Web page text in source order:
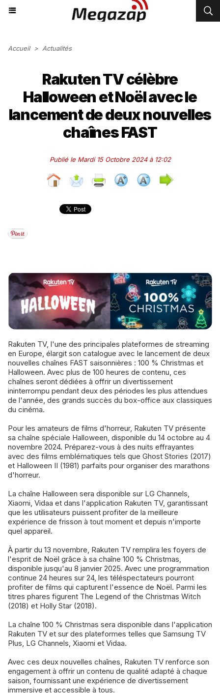
Accueil > Actualités
Rakuten TV célèbre
Halloween et Noël avec le
lancement de deux nouvelles
chaînes FAST
Publié le Mardi 15 Octobre 2024 à 12:02
Rakuten TV, l'une des principales plateformes de streaming
en Europe, élargit son catalogue avec le lancement de deux
nouvelles chaînes FAST saisonnières : 100 % Christmas et
Halloween. Avec plus de 100 heures de contenu, ces
chaînes seront dédiées à offrir un divertissement
ininterrompu pendant deux des périodes les plus attendues
de l'année, des grands succès du box-office aux classiques
du cinéma.
Pour les amateurs de films d'horreur, Rakuten TV présente
sa chaîne spéciale Halloween, disponible du 14 octobre au 4
novembre 2024. Préparez-vous à des nuits effrayantes
avec des films emblématiques tels que Ghost Stories (2017)
et Halloween II (1981) parfaits pour organiser des marathons
d'horreur.
La chaîne Halloween sera disponible sur LG Channels,
Xiaomi, Vidaa et dans l'application Rakuten TV, garantissant
que les utilisateurs puissent profiter de la meilleure
expérience de frisson à tout moment et depuis n'importe
quel appareil.
À partir du 13 novembre, Rakuten TV remplira les foyers de
l'esprit de Noël grâce à sa chaîne 100 % Christmas,
disponible jusqu'au 8 janvier 2025. Avec une programmation
continue 24 heures sur 24, les téléspectateurs pourront
profiter de films qui capturent l'essence de Noël. Parmi les
titres phares figurent The Legend of the Christmas Witch
(2018) et Holly Star (2018).
La chaîne 100 % Christmas sera disponible dans l'application
Rakuten TV et sur des plateformes telles que Samsung TV
Plus, LG Channels, Xiaomi et Vidaa.
Avec ces deux nouvelles chaînes, Rakuten TV renforce son
engagement à offrir un contenu de qualité adapté à chaque
saison, fournissant une expérience de divertissement
immersive et accessible à tous.